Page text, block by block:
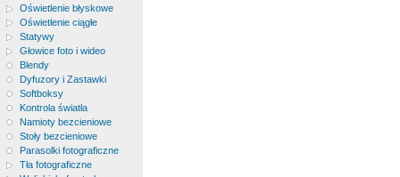
Oświetlenie błyskowe
Oświetlenie ciągłe
Statywy
Głowice foto i wideo
Blendy
Dyfuzory i Zastawki
Softboksy
Kontrola światła
Namioty bezcieniowe
Stoły bezcieniowe
Parasolki fotograficzne
Tła fotograficzne